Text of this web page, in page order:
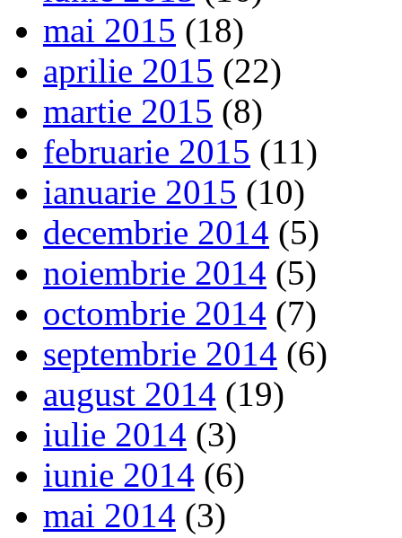
mai 2015 (18)
aprilie 2015 (22)
martie 2015 (8)
februarie 2015 (11)
ianuarie 2015 (10)
decembrie 2014 (5)
noiembrie 2014 (5)
octombrie 2014 (7)
septembrie 2014 (6)
august 2014 (19)
iulie 2014 (3)
iunie 2014 (6)
mai 2014 (3)